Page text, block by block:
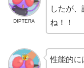
DIPTERA
したが
ね！！
性能的に